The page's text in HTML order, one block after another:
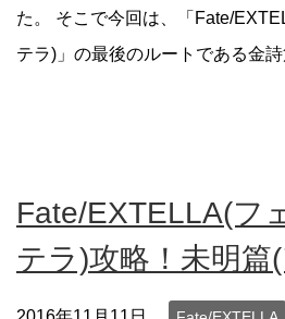
た。 そこで今回は、「Fate/
テラ)」の最後のルートである金
Fate/EXTELLA(フ
テラ)攻略！未明篇